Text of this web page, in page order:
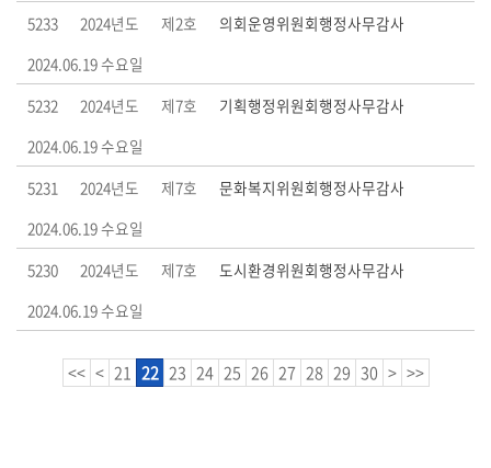
5233
2024년도 제2호
의회운영위원회행정사무감사
2024.06.19 수요일
5232
2024년도 제7호
기획행정위원회행정사무감사
2024.06.19 수요일
5231
2024년도 제7호
문화복지위원회행정사무감사
2024.06.19 수요일
5230
2024년도 제7호
도시환경위원회행정사무감사
2024.06.19 수요일
<< < 21 22 23 24 25 26 27 28 29 30 > >>